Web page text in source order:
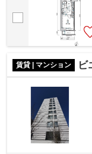
賃貸 | マンション ビ